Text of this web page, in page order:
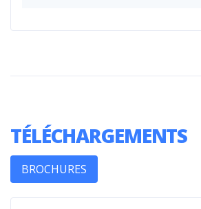
TÉLÉCHARGEMENTS
BROCHURES